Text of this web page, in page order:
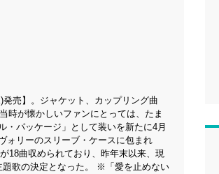
売】。ジャケット、カップリング曲
時が懐かしいファンにとっては、たま
・パッケージ」として装いを新たに4月
ォリーのスリーブ・ケースに包まれ
18曲収められており、昨年末以来、現
題歌の決定となった。 ※「愛を止めない